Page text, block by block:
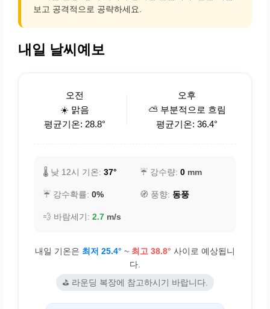
보고 공격적으로 공략하세요.
내일 날씨예보
오전
☀️ 맑음
평균기온: 28.8°
오후
⛅ 부분적으로 흐림
평균기온: 36.4°
🌡️ 낮 12시 기온: 37° ☔ 강수량: 0 mm
☔ 강수확률: 0% 🧭 풍향: 동풍
💨 바람세기: 2.7 m/s
내일 기온은 최저 25.4° ~ 최고 38.8° 사이로 예상됩니
다.
⛳ 라운딩 복장에 참고하시기 바랍니다.